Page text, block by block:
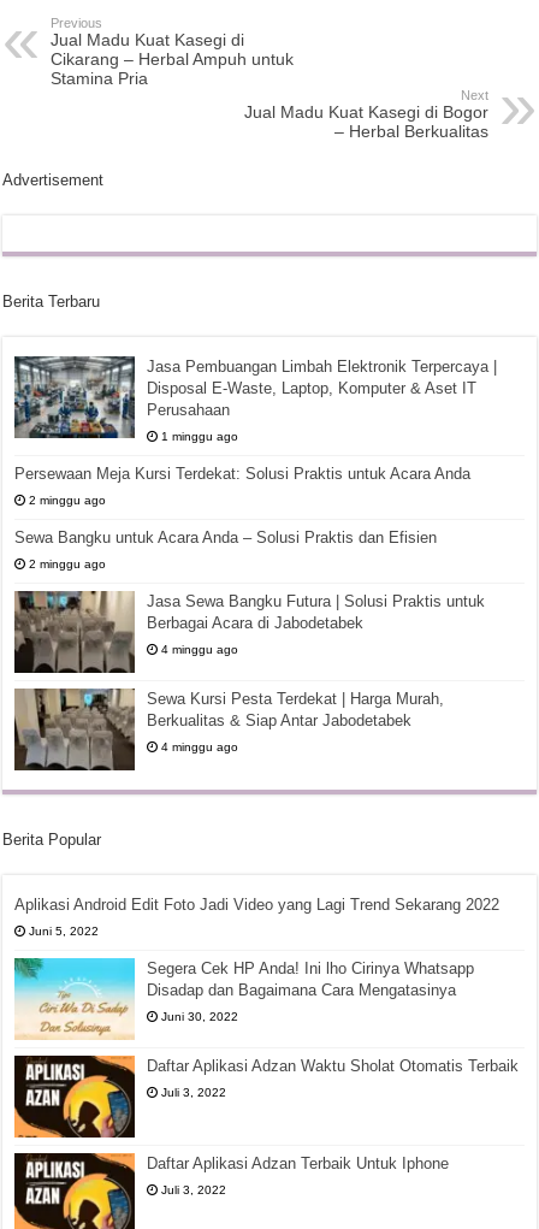
Previous
Jual Madu Kuat Kasegi di
Cikarang – Herbal Ampuh untuk
Stamina Pria
Next
Jual Madu Kuat Kasegi di Bogor
– Herbal Berkualitas
Advertisement
Berita Terbaru
Jasa Pembuangan Limbah Elektronik Terpercaya |
Disposal E-Waste, Laptop, Komputer & Aset IT
Perusahaan
1 minggu ago
Persewaan Meja Kursi Terdekat: Solusi Praktis untuk Acara Anda
2 minggu ago
Sewa Bangku untuk Acara Anda – Solusi Praktis dan Efisien
2 minggu ago
Jasa Sewa Bangku Futura | Solusi Praktis untuk
Berbagai Acara di Jabodetabek
4 minggu ago
Sewa Kursi Pesta Terdekat | Harga Murah,
Berkualitas & Siap Antar Jabodetabek
4 minggu ago
Berita Popular
Aplikasi Android Edit Foto Jadi Video yang Lagi Trend Sekarang 2022
Juni 5, 2022
Segera Cek HP Anda! Ini lho Cirinya Whatsapp
Disadap dan Bagaimana Cara Mengatasinya
Juni 30, 2022
Daftar Aplikasi Adzan Waktu Sholat Otomatis Terbaik
Juli 3, 2022
Daftar Aplikasi Adzan Terbaik Untuk Iphone
Juli 3, 2022